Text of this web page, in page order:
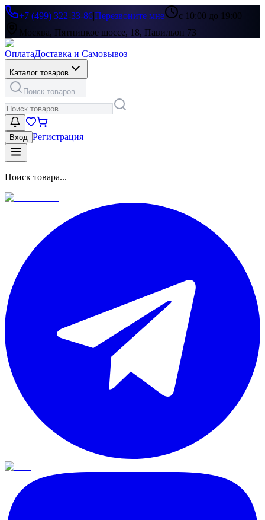
+7 (499) 322-33-86|Перезвоните мне
с 10:00 до 19:00
Москва, Пятницкое шоссе, 18, Павильон 73
ОплатаДоставка и Самовывоз
Каталог товаров
Поиск товаров...
Вход Регистрация
Поиск товара...